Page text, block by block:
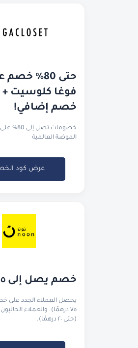
خصم إضافي!
خصومات
الموضة العالمية
عرض كود
خصم يصل إلى ١٥٪
(حتى ٢٠ درهمًا).